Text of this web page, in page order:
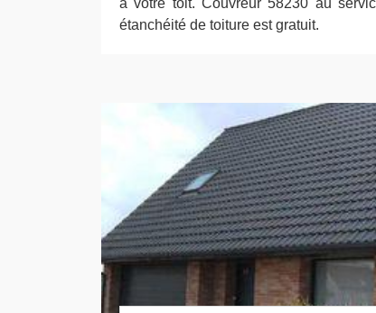
à votre toit. Couvreur 58230 au
étanchéité de toiture est gratuit.